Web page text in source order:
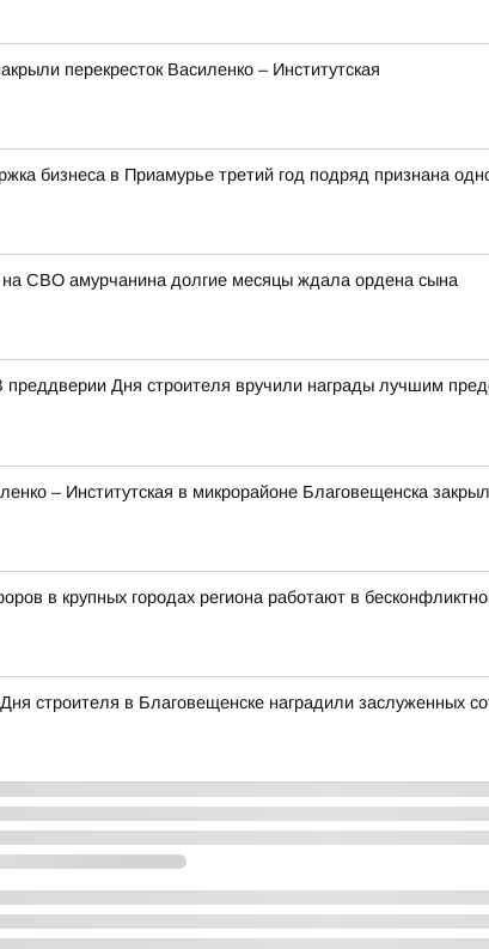
перекресток Василенко – Институтская
бизнеса в Приамурье третий год подряд признана
СВО амурчанина долгие месяцы ждала ордена сына
Дня строителя вручили награды лучшим
– Институтская в микрорайоне Благовещенска
в крупных городах региона работают в
строителя в Благовещенске наградили заслуженных